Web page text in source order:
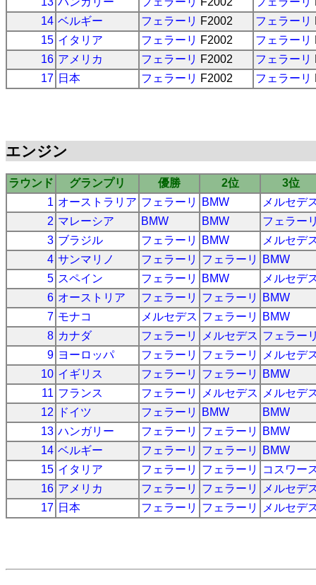
14 ベルギー フェラーリ F2002 フェラーリ
15 イタリア フェラーリ F2002 フェラーリ
16 アメリカ フェラーリ F2002 フェラーリ
17 日本 フェラーリ F2002 フェラーリ
エンジン
ラウンド グランプリ 優勝 2位
3位
1 オーストラリア フェラーリ BMW
メルセデ
2 マレーシア BMW BMW
フェラー
3 ブラジル フェラーリ BMW
メルセデ
4 サンマリノ フェラーリ フェラーリ
BMW
5 スペイン フェラーリ BMW
メルセデ
6 オーストリア フェラーリ フェラーリ
BMW
7 モナコ メルセデス フェラーリ
BMW
8 カナダ フェラーリ メルセデス フェラー
9 ヨーロッパ フェラーリ フェラーリ
メルセデ
10 イギリス フェラーリ フェラーリ
BMW
11 フランス フェラーリ メルセデス
メルセデ
12
ドイツ フェラーリ BMW
BMW
13 ハンガリー フェラーリ フェラーリ
BMW
14 ベルギー フェラーリ フェラーリ
BMW
15 イタリア フェラーリ フェラーリ
コスワー
16 アメリカ フェラーリ フェラーリ
メルセデ
17 日本 フェラーリ フェラーリ メルセデ